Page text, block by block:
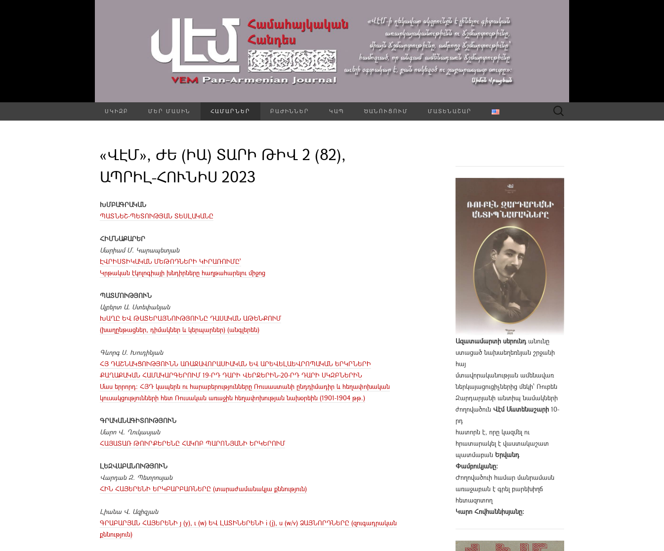
ՍԿԻԶԲ ՄԵՐ ՄԱՍԻՆ ՀԱՄԱՐՆԵՐ ԲԱԺԻՆՆԵՐ ԿԱՊ ԾԱՆՈՒՑՈՒՄ ՄԱՏԵՆԱՇԱՐ Որոնել՝
«ՎԷՄ», ԺԵ (ԻԱ) ՏԱՐԻ ԹԻՎ 2 (82),
ԱՊՐԻԼ-ՀՈՒՆԻՍ 2023
ԽՄԲԱԳՐԱԿԱՆ
ՊԱՏՆԵՇ-ՊԵՏՈՒԹՅԱՆ ՏԵՍԼԱԿԱՆԸ
ՀԻՄՆԱՔԱՐԵՐ
Մարիամ Մ. Կարապետյան
ԷՎՐԻՍՏԻԿԱԿԱՆ ՄԵԹՈԴՆԵՐԻ ԿԻՐԱՌՈՒՄԸ՝
Կրթական էկոլոգիայի խնդիրները հաղթահարելու միջոց
ՊԱՏՄՈՒԹՅՈՒՆ
Ալբերտ Ա. Ստեփանյան
ԽԱՂԸ ԵՎ ԹԱՏԵՐԱՅՆՈՒԹՅՈՒՆԸ ԴԱՍԱԿԱՆ ԱԹԵՆՔՈՒՄ
(խաղընթացներ, դիմակներ և կերպարներ) (անգլերեն)
Գևորգ Ս. Խուդինյան
ՀՅ ԴԱՇՆԱԿՑՈՒԹՅՈՒՆՆ ԱՌԱՋԱՎՈՐԱՍԻԱԿԱՆ ԵՎ ԱՐԵՎԵԼԱԵՎՐՈՊԱԿԱՆ ԵՐԿՐՆԵՐԻ
ՔԱՂԱՔԱԿԱՆ ՀԱՄԱԿԱՐԳԵՐՈՒՄ 19-ՐԴ ԴԱՐԻ ՎԵՐՋԵՐԻՆ-20-ՐԴ ԴԱՐԻ ՍԿԶԲՆԵՐԻՆ
Մաս երրորդ։ ՀՅԴ կապերն ու հարաբերությունները Ռուսաստանի ընդդիմադիր և հեղափոխական
կուսակցությունների հետ Ռուսական առաջին հեղափոխության նախօրեին (1901-1904 թթ.)
ԳՐԱԿԱՆԱԳԻՏՈՒԹՅՈՒՆ
Մարո Վ. Ղուկասյան
ՀԱՅԱՏԱՌ ԹՈՒՐՔԵՐԵՆԸ ՀԱԿՈԲ ՊԱՐՈՆՅԱՆԻ ԵՐԿԵՐՈՒՄ
ԼԵԶՎԱԲԱՆՈՒԹՅՈՒՆ
Վարդան Զ. Պետրոսյան
ՀԻՆ ՀԱՅԵՐԵՆԻ ԵՐԿԲԱՐԲԱՌՆԵՐԸ (տարաժամանակյա քննություն)
Լիանա Վ. Ազիզյան
ԳՐԱԲԱՐՅԱՆ ՀԱՅԵՐԵՆԻ յ (y), ւ (w) ԵՎ ԼԱՏԻՆԵՐԵՆԻ i (j), u (w/v) ՁԱՅՆՈՐԴՆԵՐԸ (զուգադրական
քննություն)
Ազատամարտի սերունդանունը
ստացած նախաեղեռնյան շրջանի
հայ
մտավորականության ամենավառ
ներկայացուցիչներից մեկի՝ Ռուբեն
Զարդարյանի անտիպ նամակների
ժողովածուն Վէմ Մատենաշարի 10-
րդ
հատորն է, որը կազմել ու
հրատարակել է վաստակաշատ
պատմաբան Երվանդ
Փամբուկյանը։
Ժողովածուի համար մանրամասն
առաջաբան է գրել բարեխիղճ
հետազոտող
Կարո Հովհաննիսյանը։